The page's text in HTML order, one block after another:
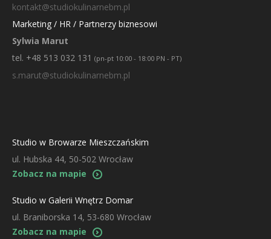
kontakt@studiokulinarnebm.pl
Marketing / HR / Partnerzy biznesowi
Sylwia Marut
tel. +48 513 032 131 (pn-pt 10:00 - 18:00 PN - PT)
s.marut@studiokulinarnebm.pl
Studio w Browarze Mieszczańskim
ul. Hubska 44, 50-502 Wrocław
Zobacz na mapie
Studio w Galerii Wnętrz Domar
ul. Braniborska 14, 53-680 Wrocław
Zobacz na mapie